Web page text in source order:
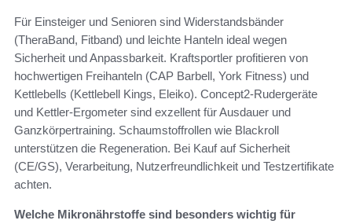
Für Einsteiger und Senioren sind Widerstandsbänder
(TheraBand, Fitband) und leichte Hanteln ideal wegen
Sicherheit und Anpassbarkeit. Kraftsportler profitieren von
hochwertigen Freihanteln (CAP Barbell, York Fitness) und
Kettlebells (Kettlebell Kings, Eleiko). Concept2-Rudergeräte
und Kettler-Ergometer sind exzellent für Ausdauer und
Ganzkörpertraining. Schaumstoffrollen wie Blackroll
unterstützen die Regeneration. Bei Kauf auf Sicherheit
(CE/GS), Verarbeitung, Nutzerfreundlichkeit und Testzertifikate
achten.
Welche Mikronährstoffe sind besonders wichtig für